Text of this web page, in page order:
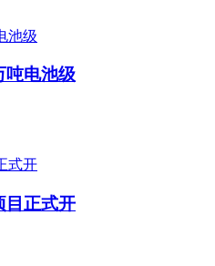
吨电池级
目正式开